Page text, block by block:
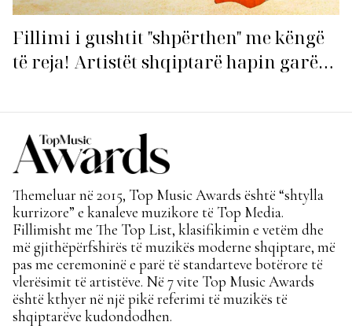
Fillimi i gushtit "shpërthen" me këngë
të reja! Artistët shqiptarë hapin garën
Themeluar në 2015, Top Music Awards është “shtylla
kurrizore” e kanaleve muzikore të Top Media.
Fillimisht me The Top List, klasifikimin e vetëm dhe
më gjithëpërfshirës të muzikës moderne shqiptare, më
pas me ceremoninë e parë të standarteve botërore të
vlerësimit të artistëve. Në 7 vite Top Music Awards
është kthyer në një pikë referimi të muzikës të
shqiptarëve kudondodhen.